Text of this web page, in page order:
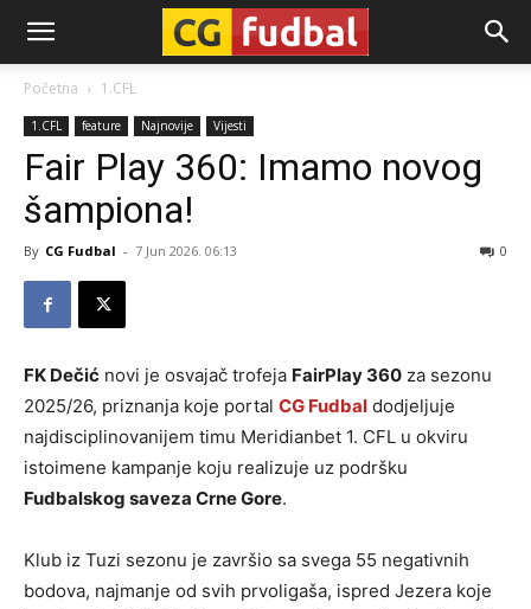
CG-
Fudbal
Početna 1.CFL
1.CFL feature Najnovije Vijesti
Fair Play 360: Imamo novog
šampiona!
By CG Fudbal - 7 Jun 2026. 06:13 0
FK Dečić novi je osvajač trofeja FairPlay 360 za sezonu
2025/26, priznanja koje portal CG Fudbal dodjeljuje
najdisciplinovanijem timu Meridianbet 1. CFL u okviru
istoimene kampanje koju realizuje uz podršku
Fudbalskog saveza Crne Gore.
Klub iz Tuzi sezonu je završio sa svega 55 negativnih
bodova, najmanje od svih prvoligaša, ispred Jezera koje